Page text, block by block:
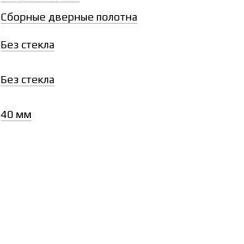
Сборные дверные полотна
Без стекла
Без стекла
40 мм